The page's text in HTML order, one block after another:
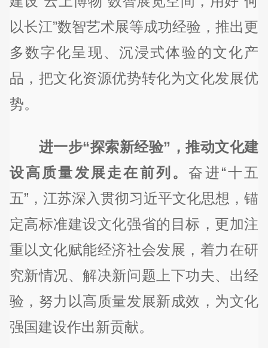
以长江”数智艺术展等成功经验，推出更
多数字化呈现、沉浸式体验的文化产
品，把文化资源优势转化为文化发展优
势。
进一步“探索新经验”，推动文化建
设高质量发展走在前列。 奋进“十五
五”，江苏深入贯彻习近平文化思想，锚
定高标准建设文化强省的目标，更加注
重以文化赋能经济社会发展，着力在研
究新情况、解决新问题上下功夫、出经
验，努力以高质量发展新成效，为文化
强国建设作出新贡献。